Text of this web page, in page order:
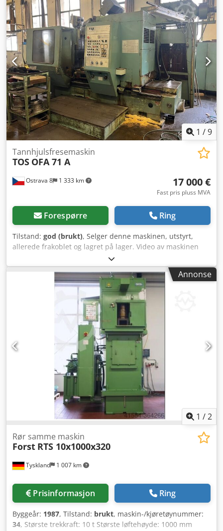
1 /9
Ostrava 8 1 333 km
Tannhjulsfresemaskin
TOS OFA 71 A
17 000 €
Fast pris pluss MVA
Forespørre Ring
Tilstand: god (brukt), Selger denne maskinen, utstyrt,
allerede frakoblet og lagret på lager. Video av maskinen
kan sendes. Maks. hjuldiameter: 710 mm Maks. modul: 10
Spindelhastighet: 700-2800 o/min. Dedpetuipmjfx Aqveck
Maskinvekt: 13.500 kg
Annonse
1 /2
Tyskland 1 007 km
Rør samme maskin
Forst RTS 10x1000x320
Prisinformasjon Ring
Byggeår: 1987, Tilstand: brukt, maskin-/kjøretøynummer:
34, Største trekkraft: 10 t Største løftehøyde: 1000 mm